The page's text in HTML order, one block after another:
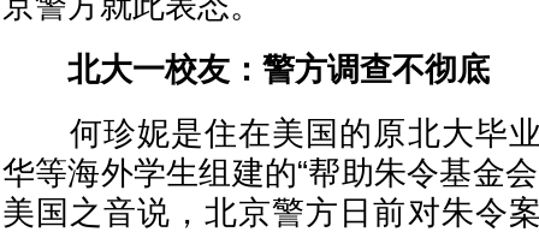
北大一校友：警方调查不彻底
何珍妮是住在美国的原北大毕业
华等海外学生组建的“帮助朱令基金
美国之音说，北京警方日前对朱令